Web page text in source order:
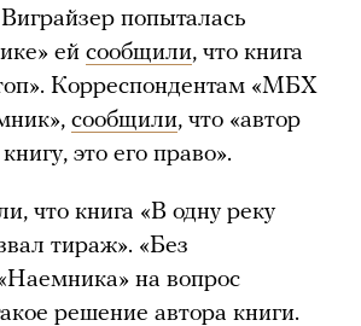
попыталась
ей сообщили, что книга
Корреспондентам «МБХ
сообщили, что «автор
это его право».
что книга «В одну реку
тираж». «Без
на вопрос
решение автора книги.